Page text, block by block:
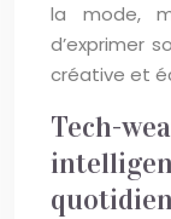
la mode,
d’exprimer
créative et
Tech-
quotidien